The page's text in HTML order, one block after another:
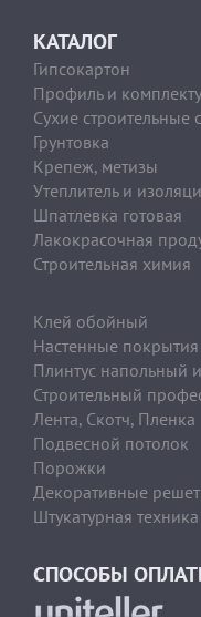
КАТАЛОГ
Гипсокартон
Профиль и
Сухие строительные
Грунтовка
Крепеж, метизы
Утеплитель и
Шпатлевка готовая
Лакокрасочная
Строительная химия
Клей обойный
Настенные покрытия
Плинтус напольный
Строительный
Лента, Скотч, Пленка
Подвесной потолок
Порожки
Декоративные
Штукатурная
СПОСОБЫ